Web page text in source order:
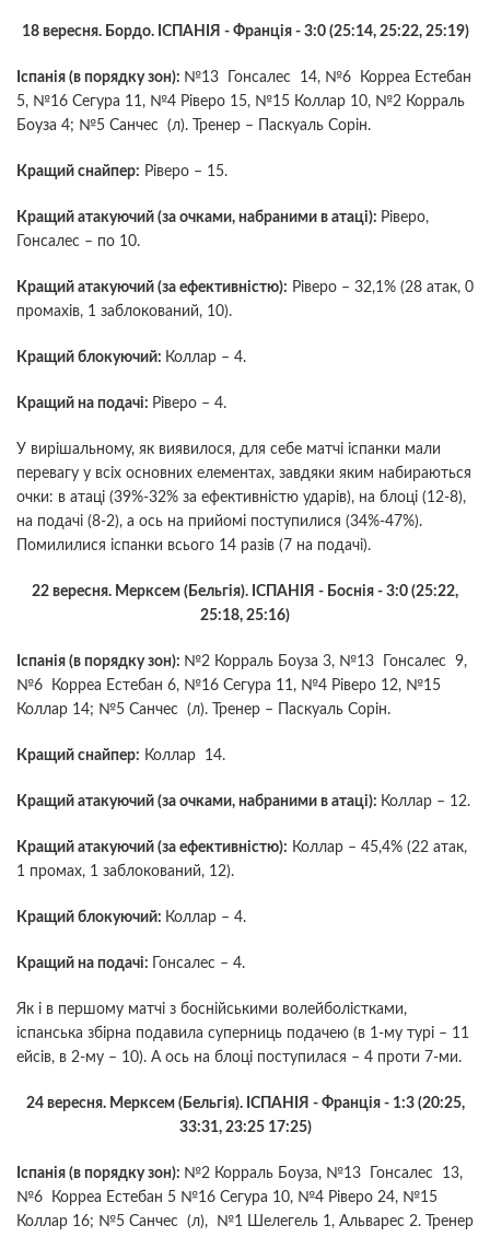
18 вересня. Бордо. ІСПАНІЯ - Франція - 3:0 (25:14, 25:22, 25:19)
Іспанія (в порядку зон): №13 Гонсалес 14, №6 Корреа Естебан
5, №16 Сегура 11, №4 Ріверо 15, №15 Коллар 10, №2 Корраль
Боуза 4; №5 Санчес (л). Тренер – Паскуаль Сорін.
Кращий снайпер: Ріверо – 15.
Кращий атакуючий (за очками, набраними в атаці): Ріверо,
Гонсалес – по 10.
Кращий атакуючий (за ефективністю): Ріверо – 32,1% (28 атак, 0
промахів, 1 заблокований, 10).
Кращий блокуючий: Коллар – 4.
Кращий на подачі: Ріверо – 4.
У вирішальному, як виявилося, для себе матчі іспанки мали
перевагу у всіх основних елементах, завдяки яким набираються
очки: в атаці (39%-32% за ефективністю ударів), на блоці (12-8),
на подачі (8-2), а ось на прийомі поступилися (34%-47%).
Помилилися іспанки всього 14 разів (7 на подачі).
22 вересня. Мерксем (Бельгія). ІСПАНІЯ - Боснія - 3:0 (25:22,
25:18, 25:16)
Іспанія (в порядку зон): №2 Корраль Боуза 3, №13 Гонсалес 9,
№6 Корреа Естебан 6, №16 Сегура 11, №4 Ріверо 12, №15
Коллар 14; №5 Санчес (л). Тренер – Паскуаль Сорін.
Кращий снайпер: Коллар 14.
Кращий атакуючий (за очками, набраними в атаці): Коллар – 12.
Кращий атакуючий (за ефективністю): Коллар – 45,4% (22 атак,
1 промах, 1 заблокований, 12).
Кращий блокуючий: Коллар – 4.
Кращий на подачі: Гонсалес – 4.
Як і в першому матчі з боснійськими волейболістками,
іспанська збірна подавила суперниць подачею (в 1-му турі – 11
ейсів, в 2-му – 10). А ось на блоці поступилася – 4 проти 7-ми.
24 вересня. Мерксем (Бельгія). ІСПАНІЯ - Франція - 1:3 (20:25,
33:31, 23:25 17:25)
Іспанія (в порядку зон): №2 Корраль Боуза, №13 Гонсалес 13,
№6 Корреа Естебан 5 №16 Сегура 10, №4 Ріверо 24, №15
Коллар 16; №5 Санчес (л), №1 Шелегель 1, Альварес 2. Тренер